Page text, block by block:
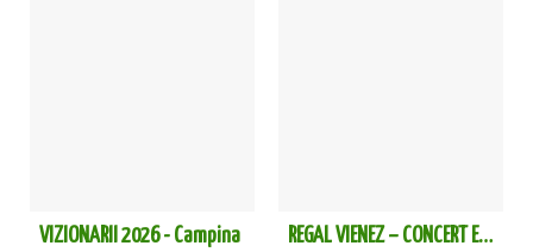
VIZIONARII 2026 - Campina REGAL VIENEZ – CONCERT EXTRAORDINAR DE CRACIUN - Campina